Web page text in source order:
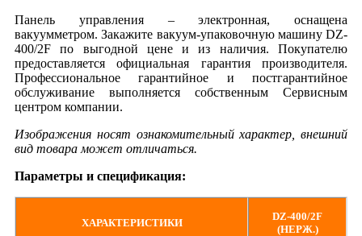
Панель управления – электронная, оснащена
вакуумметром. Закажите вакуум-упаковочную машину DZ-
400/2F по выгодной цене и из наличия. Покупателю
предоставляется официальная гарантия производителя.
Профессиональное гарантийное и постгарантийное
обслуживание выполняется собственным Сервисным
центром компании.
Изображения носят ознакомительный характер, внешний
вид товара может отличаться.
Параметры и спецификация:
ХАРАКТЕРИСТИКИ
DZ-400/2F
(НЕРЖ.)